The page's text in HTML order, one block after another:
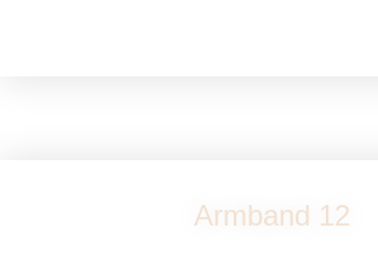
Armband 12